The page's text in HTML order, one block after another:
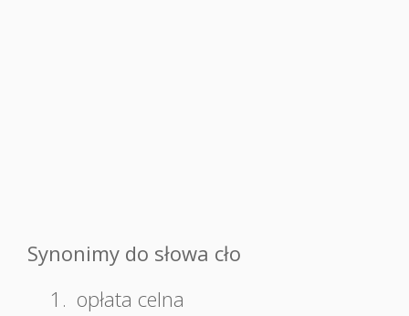
Synonimy do słowa cło
1. opłata celna